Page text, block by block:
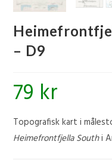
– D9
79 kr
Topografisk kart i
Heimefrontfjella Southi